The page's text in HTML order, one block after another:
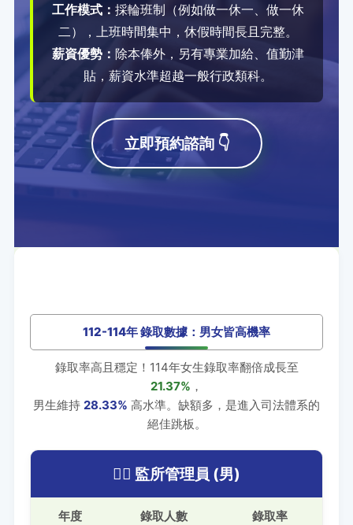
工作模式： 採輪班制（例如做一休一、做一休
二），上班時間集中，休假時間長且完整。
薪資優勢： 除本俸外，另有專業加給、值勤津
貼，薪資水準超越一般行政類科。
立即預約諮詢 👇
112-114年 錄取數據：男女皆高機率
錄取率高且穩定！114年女生錄取率翻倍成長至
21.37% ，
男生維持 28.33% 高水準。缺額多，是進入司法體系的
絕佳跳板。
👮‍♂️ 監所管理員 (男)
年度 錄取人數 錄取率